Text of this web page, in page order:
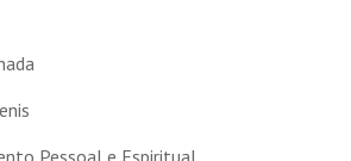
Pessoal e Espiritual